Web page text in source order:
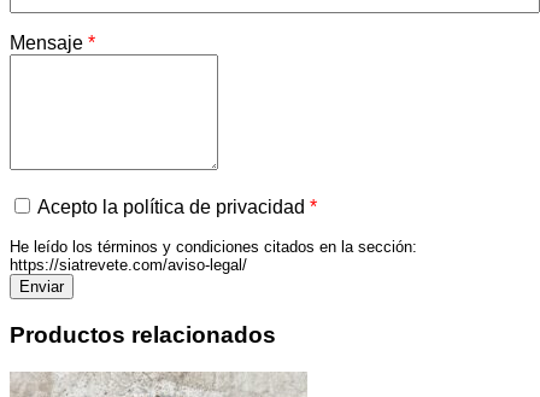
Mensaje *
Acepto la política de privacidad *
He leído los términos y condiciones citados en la sección:
https://siatrevete.com/aviso-legal/
Productos relacionados